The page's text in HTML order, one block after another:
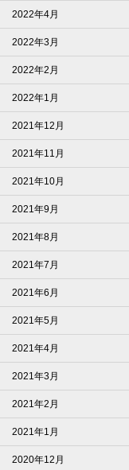
2022年4月
2022年3月
2022年2月
2022年1月
2021年12月
2021年11月
2021年10月
2021年9月
2021年8月
2021年7月
2021年6月
2021年5月
2021年4月
2021年3月
2021年2月
2021年1月
2020年12月